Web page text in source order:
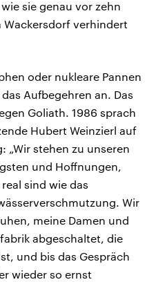
sie genau vor zehn
Wackersdorf verhindert
oder nukleare Pannen
Aufbegehren an. Das
Goliath. 1986 sprach
Hubert Weinzierl auf
„Wir stehen zu unseren
und Hoffnungen,
sind wie das
Wir
meine Damen und
abgeschaltet, die
und bis das Gespräch
wieder so ernst